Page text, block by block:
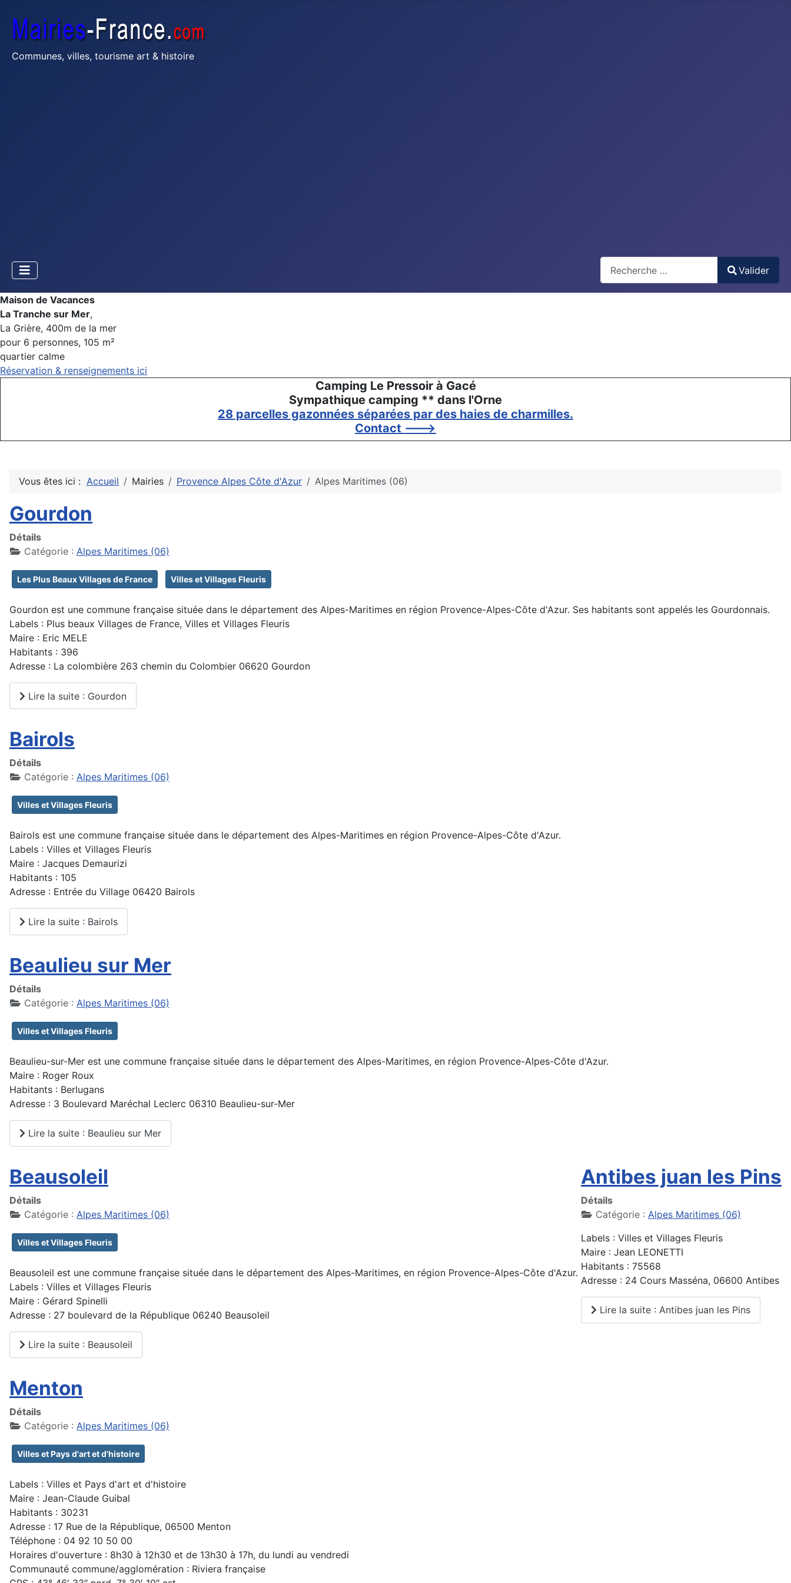
Communes, villes, tourisme art & histoire
Type 2 or more characters for results.
Valider
Maison de Vacances
La Tranche sur Mer,
La Grière, 400m de la mer
pour 6 personnes, 105 m²
quartier calme
Réservation & renseignements ici
Camping Le Pressoir à Gacé
Sympathique camping ** dans l'Orne
28 parcelles gazonnées séparées par des haies de charmilles.
Contact --->
Vous êtes ici : Accueil Mairies Provence Alpes Côte d'Azur Alpes Maritimes (06)
Gourdon
Détails
Catégorie : Alpes Maritimes (06)
Les Plus Beaux Villages de France Villes et Villages Fleuris
Gourdon est une commune française située dans le département des Alpes-Maritimes en région Provence-Alpes-Côte d'Azur. Ses habitants sont appelés les Gourdonnais.
Labels : Plus beaux Villages de France, Villes et Villages Fleuris
Maire : Eric MELE
Habitants : 396
Adresse : La colombière 263 chemin du Colombier 06620 Gourdon
Lire la suite : Gourdon
Bairols
Détails
Catégorie : Alpes Maritimes (06)
Villes et Villages Fleuris
Bairols est une commune française située dans le département des Alpes-Maritimes en région Provence-Alpes-Côte d'Azur.
Labels : Villes et Villages Fleuris
Maire : Jacques Demaurizi
Habitants : 105
Adresse : Entrée du Village 06420 Bairols
Lire la suite : Bairols
Beaulieu sur Mer
Détails
Catégorie : Alpes Maritimes (06)
Villes et Villages Fleuris
Beaulieu-sur-Mer est une commune française située dans le département des Alpes-Maritimes, en région Provence-Alpes-Côte d'Azur.
Maire : Roger Roux
Habitants : Berlugans
Adresse : 3 Boulevard Maréchal Leclerc 06310 Beaulieu-sur-Mer
Lire la suite : Beaulieu sur Mer
Beausoleil
Détails
Catégorie : Alpes Maritimes (06)
Villes et Villages Fleuris
Beausoleil est une commune française située dans le département des Alpes-Maritimes, en région Provence-Alpes-Côte d'Azur.
Labels : Villes et Villages Fleuris
Maire : Gérard Spinelli
Adresse : 27 boulevard de la République 06240 Beausoleil
Lire la suite : Beausoleil
Antibes juan les Pins
Détails
Catégorie : Alpes Maritimes (06)
Labels : Villes et Villages Fleuris
Maire : Jean LEONETTI
Habitants : 75568
Adresse : 24 Cours Masséna, 06600 Antibes
Lire la suite : Antibes juan les Pins
Menton
Détails
Catégorie : Alpes Maritimes (06)
Villes et Pays d'art et d'histoire
Labels : Villes et Pays d'art et d'histoire
Maire : Jean-Claude Guibal
Habitants : 30231
Adresse : 17 Rue de la République, 06500 Menton
Téléphone : 04 92 10 50 00
Horaires d'ouverture : 8h30 à 12h30 et de 13h30 à 17h, du lundi au vendredi
Communauté commune/agglomération : Riviera française